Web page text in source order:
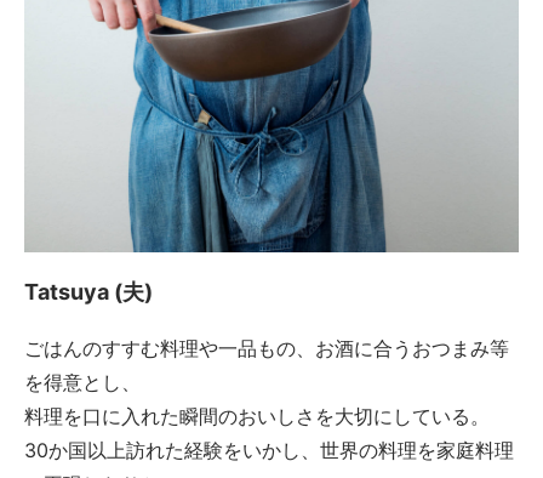
Tatsuya (夫)
ごはんのすすむ料理や一品もの、お酒に合うおつまみ等
を得意とし、
料理を口に入れた瞬間のおいしさを大切にしている。
30か国以上訪れた経験をいかし、世界の料理を家庭料理